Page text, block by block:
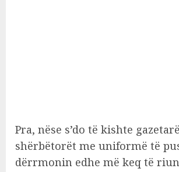
Pra, nëse s’do të kishte
shërbëtorët me uniformë të
dërrmonin edhe më keq të